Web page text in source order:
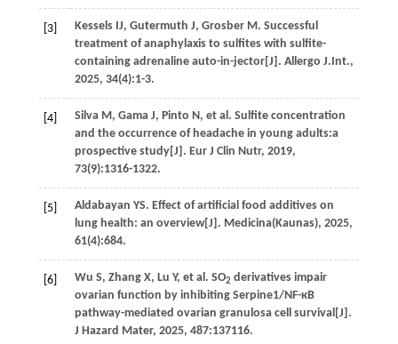
[3] Kessels IJ, Gutermuth J, Grosber M. Successful
treatment of anaphylaxis to sulfites with sulfite-
containing adrenaline auto-in-jector[J]. Allergo J.Int.,
2025, 34(4):1-3.
[4] Silva M, Gama J, Pinto N, et al. Sulfite concentration
and the occurrence of headache in young adults:a
prospective study[J]. Eur J Clin Nutr, 2019,
73(9):1316-1322.
[5] Aldabayan YS. Effect of artificial food additives on
lung health: an overview[J]. Medicina(Kaunas), 2025,
61(4):684.
[6] Wu S, Zhang X, Lu Y, et al. SO2 derivatives impair
ovarian function by inhibiting Serpine1/NF-кB
pathway-mediated ovarian granulosa cell survival[J].
J Hazard Mater, 2025, 487:137116.